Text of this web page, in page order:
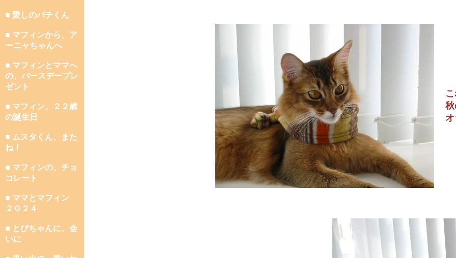
■ 愛しのパチくん
■ マフィンから、ア
ーニャちゃんへ
■ マフィンとママへ
の、バースデープレ
ゼント
■ マフィン、２２歳
の誕生日
■ ムスタくん、また
ね！
■ マフィンの、チョ
コレート
■ ママとマフィン
２０２４
■ とびちゃんに、会
いに
こ
秋
オ